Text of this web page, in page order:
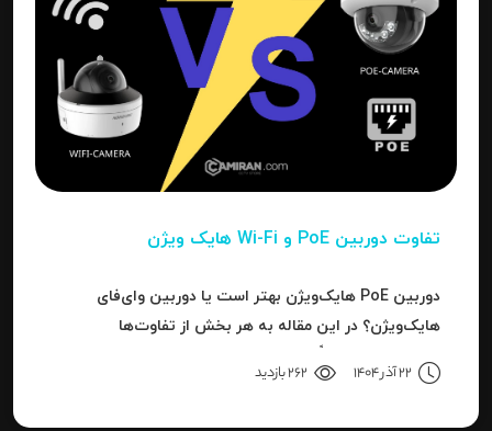
تفاوت دوربین PoE و Wi-Fi هایک‌ ویژن
دوربین PoE هایک‌ویژن بهتر است یا دوربین وای‌فای
هایک‌ویژن؟ در این مقاله به هر بخش از تفاوت‌ها
بهترین انتخاب است.
22 آذر 1404 262 بازدید